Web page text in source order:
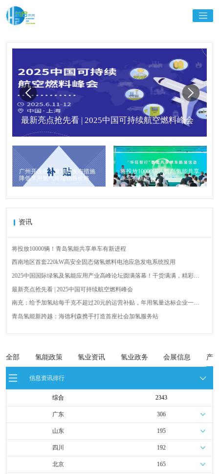
最新亮点抢先看 | 2025中国可持续航空燃料峰会
广州开发区、黄埔区发布措施
降低车用氢气终端销售价格
将投放10000辆！青岛氢能共享
单车有新进程
资讯
将投放10000辆！青岛氢能共享单车有新进程
西南地区首套220kW高安全固态储氢燃料电池应急发电系统投用
2025中国国际绿氢及氢能应用产业高峰论坛圆满落幕！干货满满，精彩瞬
最新亮点抢先看 | 2025中国可持续航空燃料峰会
南充：给予加氢站每千克不超过20元的运营补贴，年用氢量达标企业一次
青岛氢能新跨越：海德利森携手打造首座社会加氢服务站
荷兰氢能产业联盟到访天德工业装备，与市区相关领导就威海文登区氢能
产业发展举办交流会
全部 氢能政策 氢业资讯 氢业政务 会展信息 产
信息资讯排行
综合 2343
广东 306
山东 195
四川 192
北京 165